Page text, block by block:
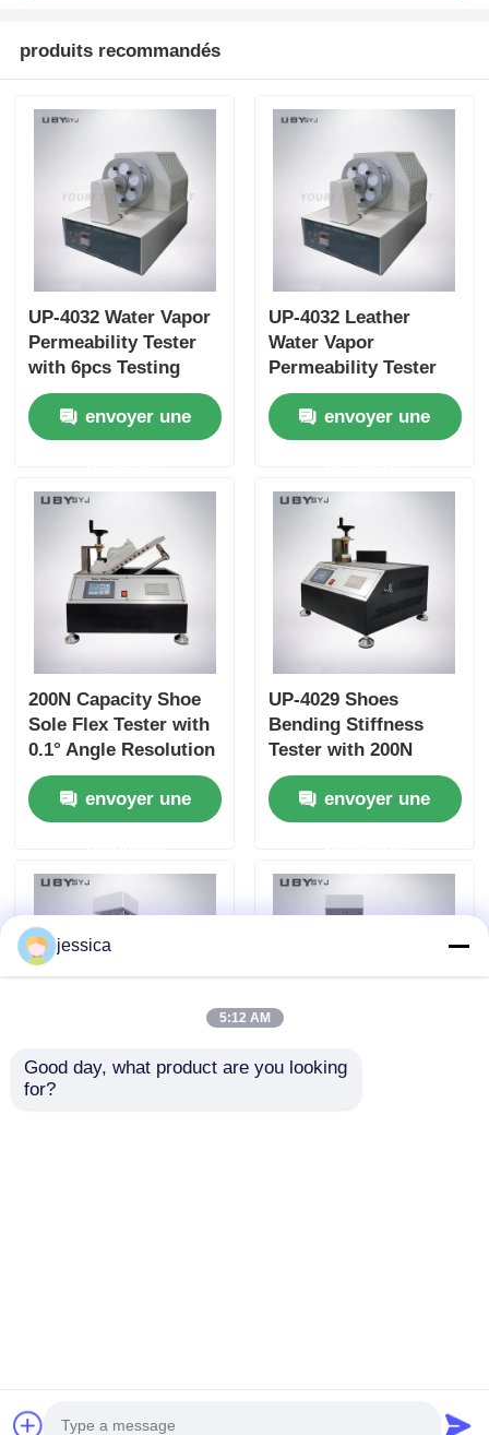
produits recommandés
UP-4032 Water Vapor
Permeability Tester
with 6pcs Testing
Bottle, 75 ±5cpm
Bottles Holder Speed,
and 30±1 mm Bottle
Leather and Textile
envoyer une
UP-4032 Leather
Water Vapor
Permeability Tester
with 6pcs Testing
Bottle for Footwear
EN ISO 20344 SATRA
envoyer une
200N Capacity Shoe
Sole Flex Tester with
0.1° Angle Resolution
and Adjustable
Bending Speed for
Footwear Quality
envoyer une
UP-4029 Shoes
Bending Stiffness
Tester with 200N
Capacity Adjustable
Bending Speed and
High Precision Angle
Footwear Testing
envoyer une
UP-4017 Safety Shoes
Safety Footwear
De Chine.Copyright © 2026 Dongguan Youbi Test
jessica
5:12 AM
Good day, what product are you looking
for?